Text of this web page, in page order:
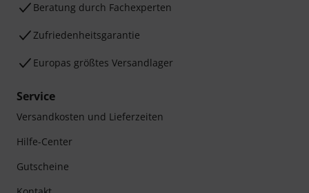
Beratung durch Fachexperten
Zufriedenheitsgarantie
Europas größtes Versandlager
Service
Versandkosten und Lieferzeiten
Hilfe-Center
Gutscheine